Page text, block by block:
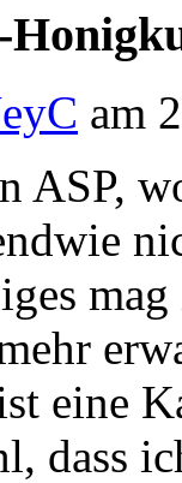
am
ASP,
eine
dass